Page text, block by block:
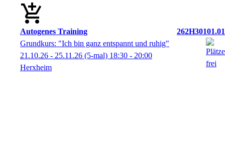
Autogenes Training
262H30101.01
Grundkurs: "Ich bin ganz entspannt und ruhig"
21.10.26 - 25.11.26 (5-mal) 18:30 - 20:00
Herxheim